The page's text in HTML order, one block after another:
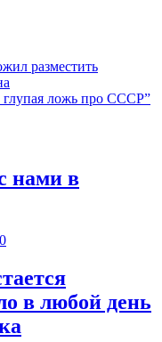
разместить
ложь про СССР”
нами в
0
в любой день